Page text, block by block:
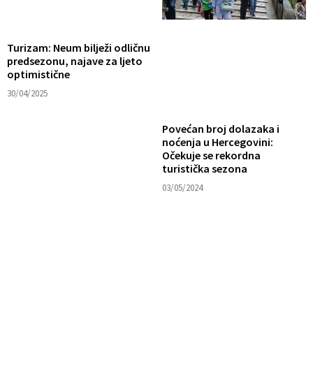
Turizam: Neum bilježi odličnu
predsezonu, najave za ljeto
optimistične
30/04/2025
Povećan broj dolazaka i
noćenja u Hercegovini:
Očekuje se rekordna
turistička sezona
03/05/2024